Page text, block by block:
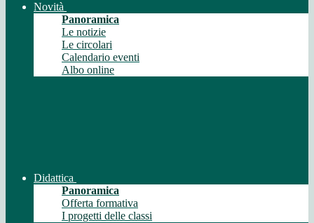
Novità
Panoramica
Le notizie
Le circolari
Calendario eventi
Albo online
Didattica
Panoramica
Offerta formativa
I progetti delle classi